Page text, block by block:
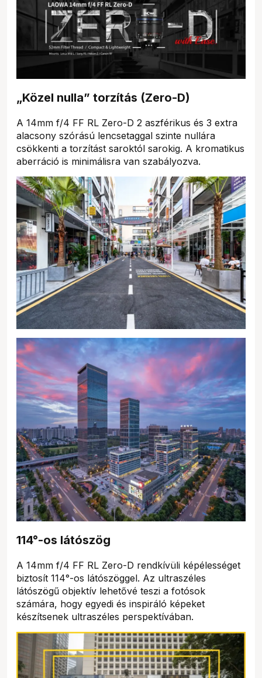
„Közel nulla” torzítás (Zero-D)
A 14mm f/4 FF RL Zero-D 2 aszférikus és 3 extra
alacsony szórású lencsetaggal szinte nullára
csökkenti a torzítást saroktól sarokig. A kromatikus
aberráció is minimálisra van szabályozva.
114°-os látószög
A 14mm f/4 FF RL Zero-D rendkívüli képélességet
biztosít 114°-os látószöggel. Az ultraszéles
látószögű objektív lehetővé teszi a fotósok
számára, hogy egyedi és inspiráló képeket
készítsenek ultraszéles perspektívában.